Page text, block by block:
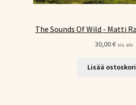
The Sounds Of Wild - Matti
30,00€ sis. alv.
Lisää